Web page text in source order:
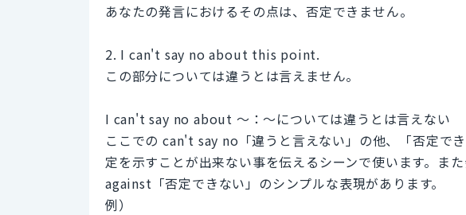
あなたの発言におけるその点は、否定できません。
2. I can't say no about this point.
この部分については違うとは言えません。
I can't say no about ～：～については違うとは言えない
ここでの can't say no「違うと言えない」の他、「否定で
定を示すことが出来ない事を伝えるシーンで使います。ま
against「否定できない」のシンプルな表現があります。
例）